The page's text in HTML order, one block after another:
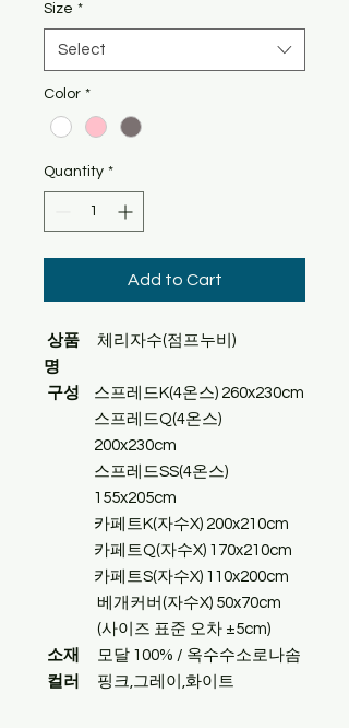
Size *
Select
Color *
Quantity *
Add to Cart
상품
명
체리자수(점프누비)
구성
스프레드K(4온스) 260x230cm
스프레드Q(4온스)
200x230cm
스프레드SS(4온스)
155x205cm
카페트K(자수X) 200x210cm
카페트Q(자수X) 170x210cm
카페트S(자수X) 110x200cm
베개커버(자수X) 50x70cm
(사이즈 표준 오차 ±5cm)
소재
모달 100% / 옥수수소로나솜
컬러
핑크,그레이,화이트